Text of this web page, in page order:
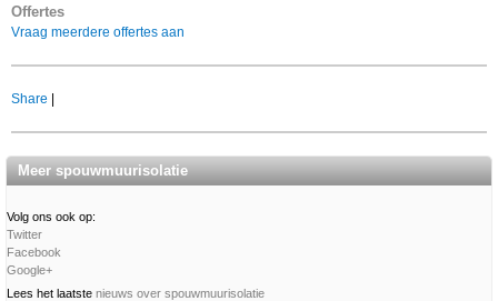
Offertes
Vraag meerdere offertes aan
Share |
Meer spouwmuurisolatie
Volg ons ook op:
Twitter
Facebook
Google+
Lees het laatste nieuws over spouwmuurisolatie